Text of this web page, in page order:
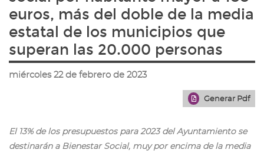
a
la
de
inicio
euros, más del doble de la media
estatal de los municipios que
superan las 20.000 personas
miércoles 22 de febrero de 2023
Generar Pdf
El 13% de los presupuestos para 2023 del Ayuntamiento se
destinarán a Bienestar Social, muy por encima de la media